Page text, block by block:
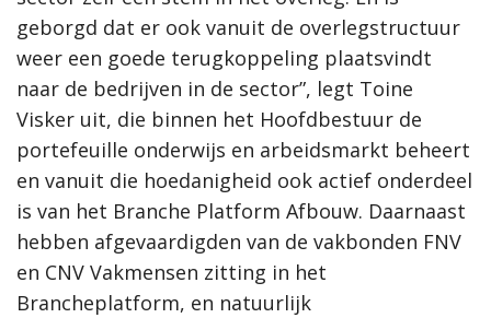
geborgd dat er ook vanuit de overlegstructuur
weer een goede terugkoppeling plaatsvindt
naar de bedrijven in de sector”, legt Toine
Visker uit, die binnen het Hoofdbestuur de
portefeuille onderwijs en arbeidsmarkt beheert
en vanuit die hoedanigheid ook actief onderdeel
is van het Branche Platform Afbouw. Daarnaast
hebben afgevaardigden van de vakbonden FNV
en CNV Vakmensen zitting in het
Brancheplatform, en natuurlijk